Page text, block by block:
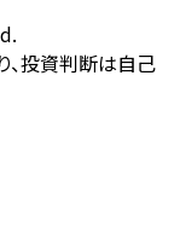
、投資判断は自己